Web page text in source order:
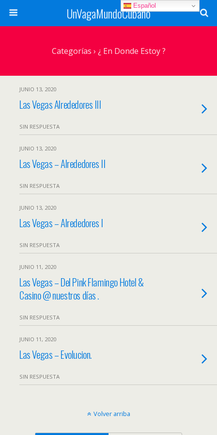
UnVagaMundoCubano
Categorías › ¿ En Donde Estoy ?
JUNIO 13, 2020
Las Vegas Alrededores III
SIN RESPUESTA
JUNIO 13, 2020
Las Vegas – Alrededores II
SIN RESPUESTA
JUNIO 13, 2020
Las Vegas – Alrededores I
SIN RESPUESTA
JUNIO 11, 2020
Las Vegas – Del Pink Flamingo Hotel &
Casino @ nuestros días .
SIN RESPUESTA
JUNIO 11, 2020
Las Vegas – Evolucion.
SIN RESPUESTA
Volver arriba
Español